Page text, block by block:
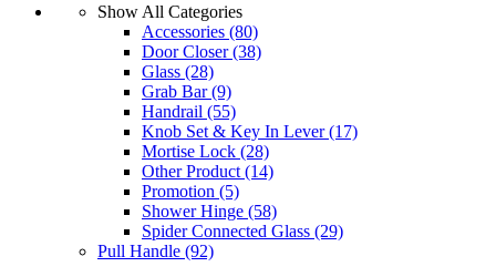
Show All Categories
Accessories (80)
Door Closer(38)
Glass (28)
Grab Bar(9)
Handrail (55)
Knob Set & Key In Lever(17)
Mortise Lock (28)
Other Product (14)
Promotion (5)
Shower Hinge (58)
Spider Connected Glass (29)
Pull Handle (92)